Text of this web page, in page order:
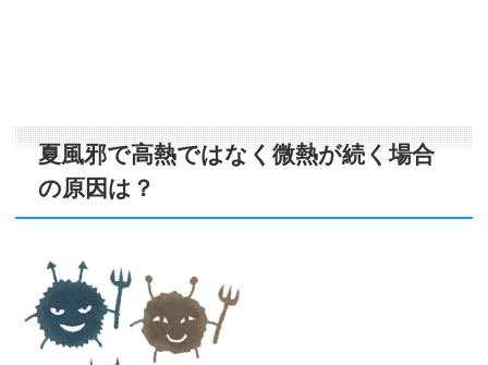
夏風邪で高熱ではなく微熱が続く場合
の原因は？